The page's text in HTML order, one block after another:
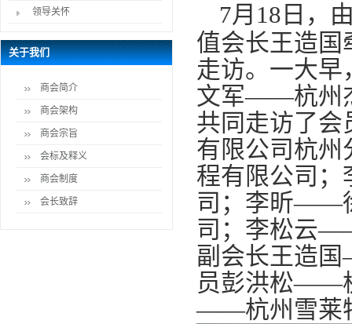
领导关怀
关于我们
商会简介
商会架构
商会宗旨
会标及释义
商会制度
会长致辞
7月18日，
值会长王造国
走访。一大
文军——杭州
共同走访了
有限公司杭
程有限公司
司；李昕——
司；李松云
副会长王造
员彭洪松——
——杭州雪莱